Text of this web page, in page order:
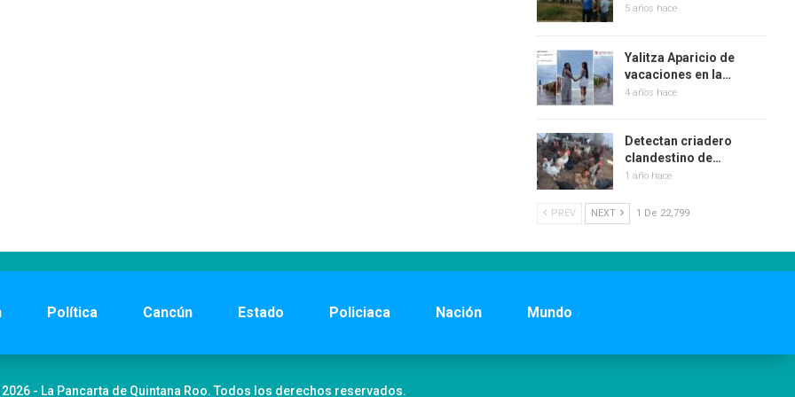
5 años hace
Yalitza Aparicio de
vacaciones en la…
4 años hace
Detectan criadero
clandestino de…
1 año hace
PREV NEXT 1 De 22,799
Política Cancún Estado Policiaca Nación Mundo
- La Pancarta de Quintana Roo. Todos los derechos reservados.